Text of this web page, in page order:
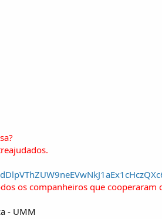
os companheiros que cooperaram
- UMM